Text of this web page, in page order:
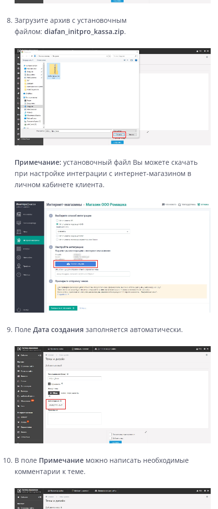
Загрузите архив с установочным
файлом: diafan_initpro_kassa.zip.
Примечание: установочный файл Вы можете скачать
при настройке интеграции с интернет-магазином в
личном кабинете клиента.
Поле Дата создания заполняется автоматически.
В поле Примечание можно написать необходимые
комментарии к теме.